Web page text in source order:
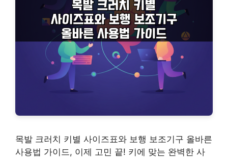
목발 크러치 키별 사이즈표와 보행 보조기구 올바른
사용법 가이드, 이제 고민 끝! 키에 맞는 완벽한 사